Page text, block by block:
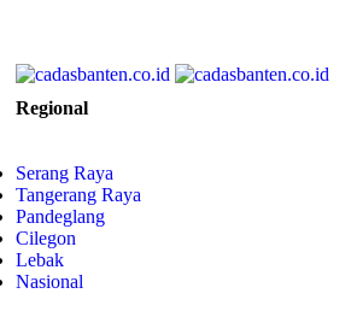
Regional
Serang Raya
Tangerang Raya
Pandeglang
Cilegon
Lebak
Nasional